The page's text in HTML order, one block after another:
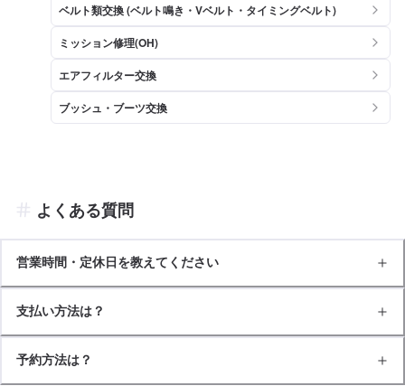
ベルト類交換 (ベルト鳴き・Vベルト・タイミングベルト)
ミッション修理(OH)
エアフィルター交換
ブッシュ・ブーツ交換
よくある質問
営業時間・定休日を教えてください
支払い方法は？
予約方法は？